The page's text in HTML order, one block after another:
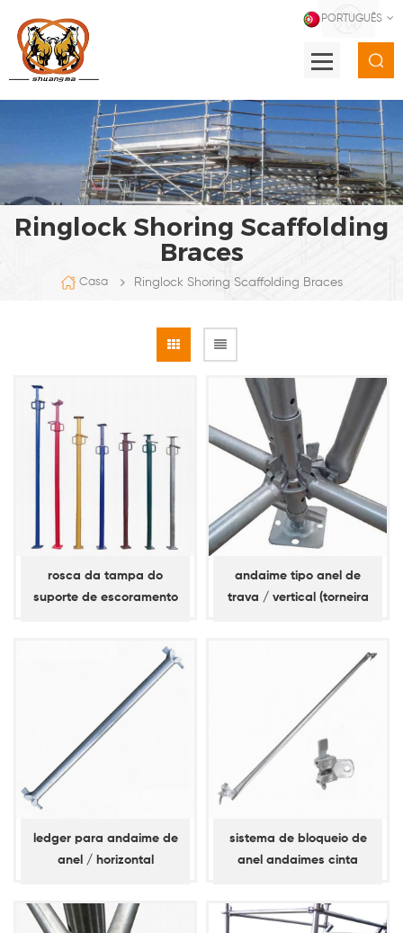
PORTUGUÊS
Ringlock Shoring Scaffolding
Braces
Casa Ringlock Shoring Scaffolding Braces
rosca da tampa do
suporte de escoramento
andaime tipo anel de
trava / vertical (torneira
ledger para andaime de
anel / horizontal
sistema de bloqueio de
anel andaimes cinta